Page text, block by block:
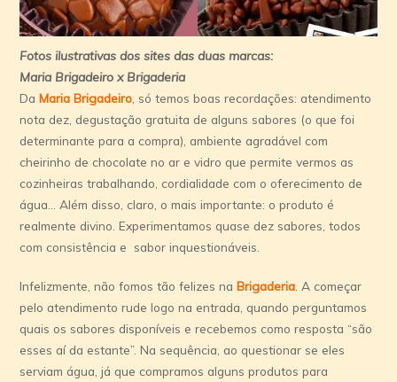
Fotos ilustrativas dos sites das duas marcas:
Maria Brigadeiro x Brigaderia
DaMaria Brigadeiro , só temos boas recordações: atendimento
nota dez, degustação gratuita de alguns sabores (o que foi
determinante para a compra), ambiente agradável com
cheirinho de chocolate no ar e vidro que permite vermos as
cozinheiras trabalhando, cordialidade com o oferecimento de
água… Além disso, claro, o mais importante: o produto é
realmente divino. Experimentamos quase dez sabores, todos
com consistência e sabor inquestionáveis.
Infelizmente, não fomos tão felizes naBrigaderia . A começar
pelo atendimento rude logo na entrada, quando perguntamos
quais os sabores disponíveis e recebemos como resposta “são
esses aí da estante”. Na sequência, ao questionar se eles
serviam água, já que compramos alguns produtos para